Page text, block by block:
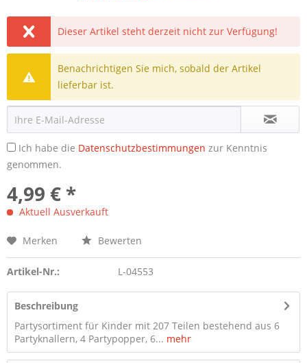
Dieser Artikel steht derzeit nicht zur Verfügung!
Benachrichtigen Sie mich, sobald der Artikel
lieferbar ist.
Ich habe die Datenschutzbestimmungen zur Kenntnis
genommen.
4,99 € *
Aktuell Ausverkauft
Merken Bewerten
Artikel-Nr.: L-04553
Beschreibung
Partysortiment für Kinder mit 207 Teilen bestehend aus 6
Partyknallern, 4 Partypopper, 6... mehr